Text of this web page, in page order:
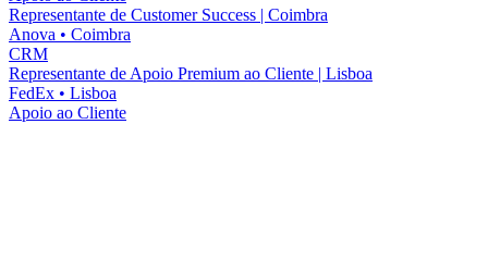
Representante de Customer Success | Coimbra
Anova • Coimbra
CRM
Representante de Apoio Premium ao Cliente | Lisboa
FedEx • Lisboa
Apoio ao Cliente